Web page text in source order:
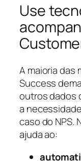
Use
A maioria das
Success
outros dados
a
caso do NPS.
ajuda ao: